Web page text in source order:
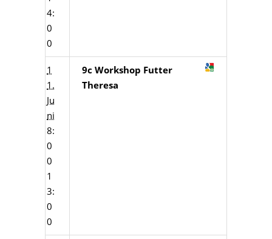
4:
0
0
1
1.
Ju
ni
8:
0
0
1
3:
0
0
9c Workshop Futter
Theresa